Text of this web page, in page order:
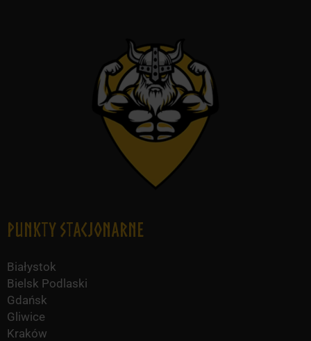
Punkty Stacjonarne
Białystok
Bielsk Podlaski
Gdańsk
Gliwice
Kraków